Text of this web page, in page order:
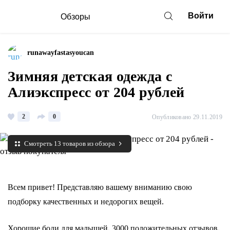
Обзоры Войти
runawayfastasyoucan
Зимняя детская одежда с
Алиэкспресс от 204 рублей
2 0 Опубликовано 29.11.2019
Смотреть 13 товаров из обзора
Всем привет! Представляю вашему вниманию свою
подборку качественных и недорогих вещей.
Хорошие боди для малышей, 3000 положительных отзывов.